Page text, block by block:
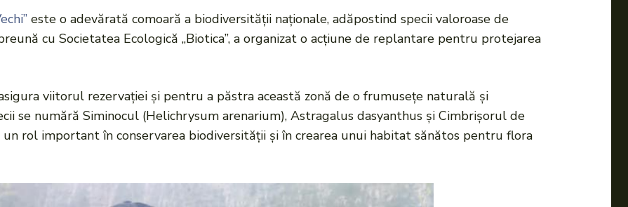
este o adevărată comoară a biodiversității naționale, adăpostind specii valoroase de
cu Societatea Ecologică „Biotica”, a organizat o acțiune de replantare pentru protejarea
viitorul rezervației și pentru a păstra această zonă de o frumusețe naturală și
se numără Siminocul (Helichrysum arenarium), Astragalus dasyanthus și Cimbrișorul de
un rol important în conservarea biodiversității și în crearea unui habitat sănătos pentru flora